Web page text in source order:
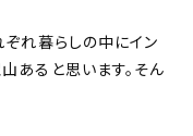
ぞれ暮らしの中にイン
あると思います。そん